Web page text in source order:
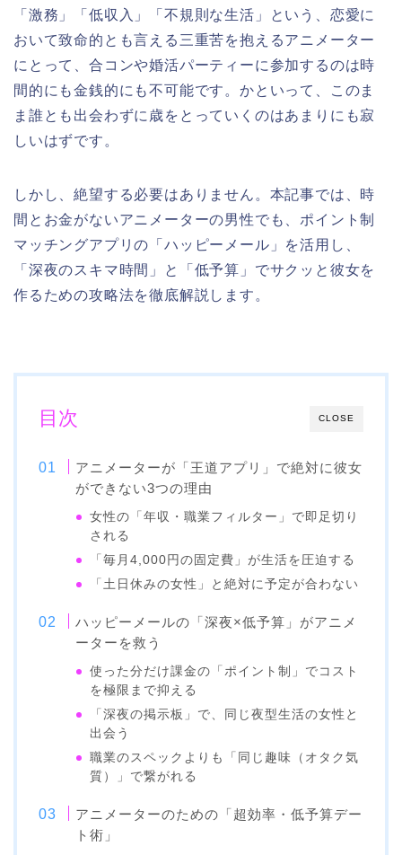
「激務」「低収入」「不規則な生活」という、恋愛に
おいて致命的とも言える三重苦を抱えるアニメーター
にとって、合コンや婚活パーティーに参加するのは時
間的にも金銭的にも不可能です。かといって、このま
ま誰とも出会わずに歳をとっていくのはあまりにも寂
しいはずです。
しかし、絶望する必要はありません。本記事では、時
間とお金がないアニメーターの男性でも、ポイント制
マッチングアプリの「ハッピーメール」を活用し、
「深夜のスキマ時間」と「低予算」でサクッと彼女を
作るための攻略法を徹底解説します。
CLOSE
目次
アニメーターが「王道アプリ」で絶対に彼女
ができない3つの理由
女性の「年収・職業フィルター」で即足切り
される
「毎月4,000円の固定費」が生活を圧迫する
「土日休みの女性」と絶対に予定が合わない
ハッピーメールの「深夜×低予算」がアニメ
ーターを救う
使った分だけ課金の「ポイント制」でコスト
を極限まで抑える
「深夜の掲示板」で、同じ夜型生活の女性と
出会う
職業のスペックよりも「同じ趣味（オタク気
質）」で繋がれる
アニメーターのための「超効率・低予算デー
ト術」